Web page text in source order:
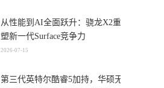
从性能到AI全面跃升：骁龙X2重
塑新一代Surface竞争力
2026-07-15
第三代英特尔酷睿5加持，华硕无